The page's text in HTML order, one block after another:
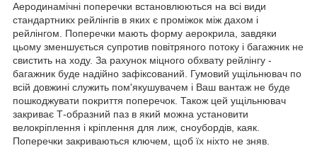
Аеродинамічні поперечки встановлюються на всі види
стандартникх рейлінгів в яких є проміжок між дахом і
рейлінгом. Поперечки мають форму аерокрила, завдяки
цьому зменшується супротив повітряного потоку і багажник не
свистить на ходу. За рахунок міцного обхвату рейлінгу -
багажник буде надійно зафіксований. Гумовий ущільнювач по
всій довжині служить пом'якушувачем і Ваш вантаж не буде
пошкоджувати покриття поперечок. Також цей ущільнювач
закриває Т-образний паз в який можна установити
велокріплення і кріплення для лиж, сноубордів, каяк.
Поперечки закриваються ключем, щоб їх ніхто не зняв.